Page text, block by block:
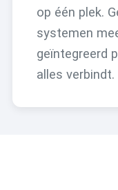
op één plek.
systemen
geïntegreerd
alles verbindt.